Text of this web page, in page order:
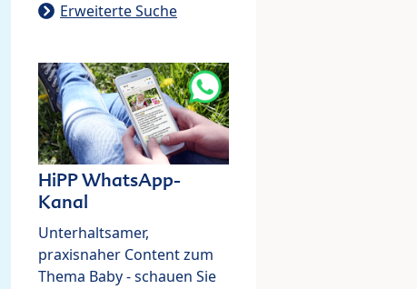
Erweiterte Suche
HiPP WhatsApp-
Kanal
Unterhaltsamer,
praxisnaher Content zum
Thema Baby - schauen Sie